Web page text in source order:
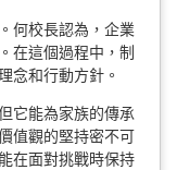
何校長認為，企業
在這個過程中，制
念和行動方針。
它能為家族的傳承
值觀的堅持密不可
在面對挑戰時保持